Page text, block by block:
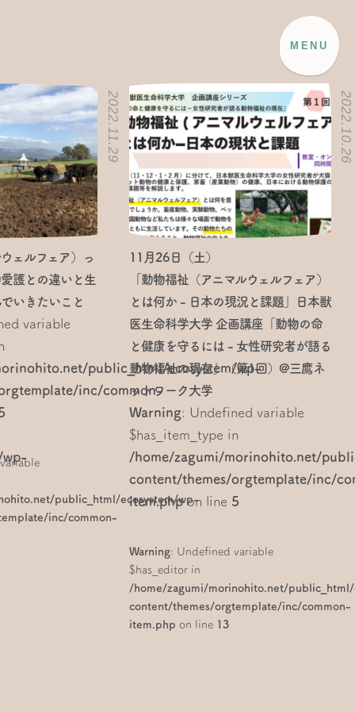
MENU
wp-
ェルフェア）っ
護との違いと生
いきたいこと
variable
public_html/ecosystem/wp-
inc/common-
2022.11.29
public_html/ecosystem/wp-
inc/common-
11月26日（土）
「動物福祉（アニマルウェルフェア）
とは何か - 日本の現況と課題」日本獣
医生命科学大学 企画講座「動物の命
と健康を守るには - 女性研究者が語る
動物福祉の現在」（第1回）@三鷹ネ
ットワーク大学
Warning: Undefined variable
$has_item_type in
/home/zagumi/morinohito.net/
content/themes/orgtemplate/inc/
item.phpon line 5
2022.10.26
Warning: Undefined variable
$has_editor in
/home/zagumi/morinohito.net/
content/themes/orgtemplate/inc/common-
item.php on line 13